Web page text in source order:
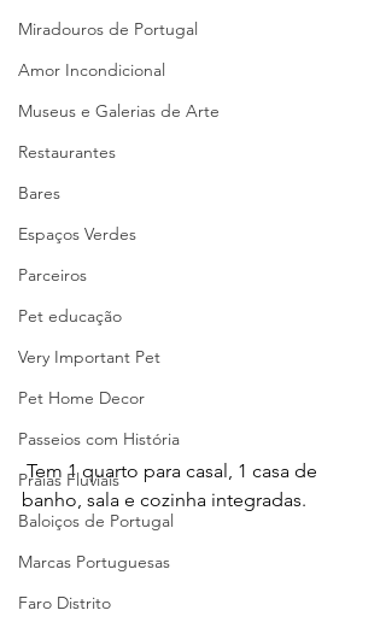
Miradouros de Portugal
Amor Incondicional
Museus e Galerias de Arte
Restaurantes
Bares
Espaços Verdes
Parceiros
Pet educação
Very Important Pet
Pet Home Decor
Passeios com História
Praias Fluviais
Baloiços de Portugal
Marcas Portuguesas
Faro Distrito
Tem 1 quarto para casal, 1 casa de
banho, sala e cozinha integradas.